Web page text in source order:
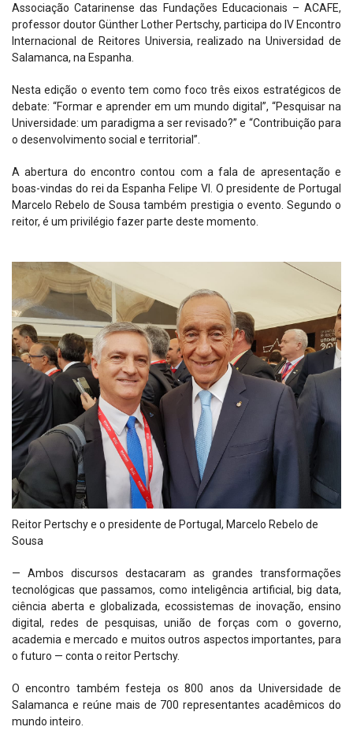
Associação Catarinense das Fundações Educacionais – ACAFE,
professor doutor Günther Lother Pertschy, participa do IV Encontro
Internacional de Reitores Universia, realizado na Universidad de
Salamanca, na Espanha.
Nesta edição o evento tem como foco três eixos estratégicos de
debate: “Formar e aprender em um mundo digital”, “Pesquisar na
Universidade: um paradigma a ser revisado?” e “Contribuição para
o desenvolvimento social e territorial”.
A abertura do encontro contou com a fala de apresentação e
boas-vindas do rei da Espanha Felipe VI. O presidente de Portugal
Marcelo Rebelo de Sousa também prestigia o evento. Segundo o
reitor, é um privilégio fazer parte deste momento.
Reitor Pertschy e o presidente de Portugal, Marcelo Rebelo de
Sousa
— Ambos discursos destacaram as grandes transformações
tecnológicas que passamos, como inteligência artificial, big data,
ciência aberta e globalizada, ecossistemas de inovação, ensino
digital, redes de pesquisas, união de forças com o governo,
academia e mercado e muitos outros aspectos importantes, para
o futuro — conta o reitor Pertschy.
O encontro também festeja os 800 anos da Universidade de
Salamanca e reúne mais de 700 representantes acadêmicos do
mundo inteiro.